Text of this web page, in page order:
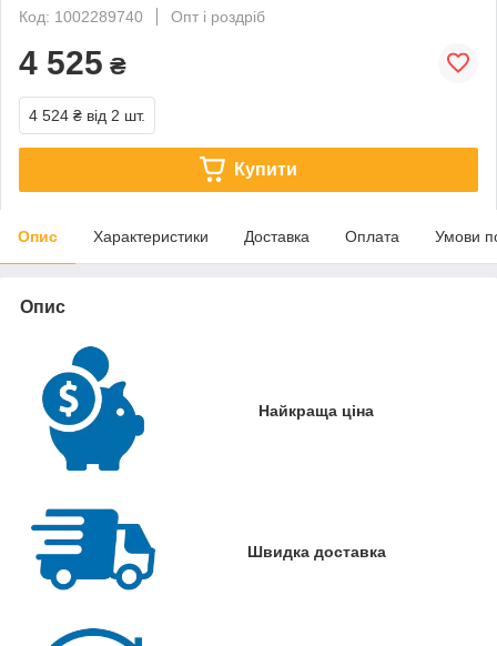
Код: 1002289740
Опт і роздріб
4 525 ₴
4 524 ₴ від 2 шт.
Купити
Опис Характеристики Доставка Оплата Умови
Опис
Найкраща ціна
Швидка доставка